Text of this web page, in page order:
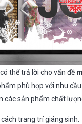
thể trả lời cho vấn đề
phù hợp với nhu
các sản phẩm chất
trang trí giáng sinh.